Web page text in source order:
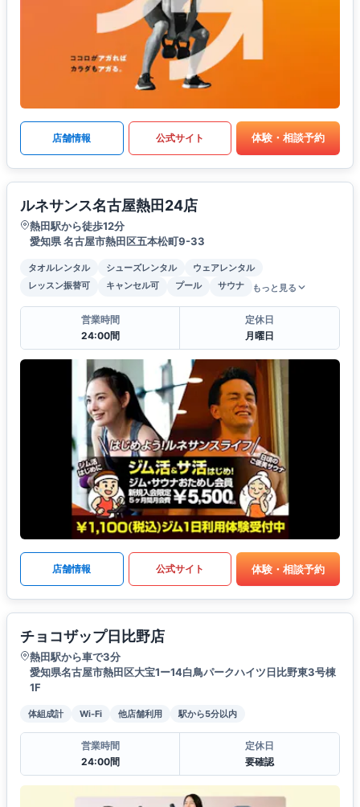
店舗情報 公式サイト 体験・相談予約
ルネサンス名古屋熱田24店
熱田駅から徒歩12分
愛知県 名古屋市熱田区五本松町9-33
タオルレンタル シューズレンタル
ウェアレンタル
レッスン振替可
キャンセル可 プール サウナ もっと見る
営業時間
24:00間
定休日
月曜日
店舗情報 公式サイト 体験・相談予約
チョコザップ日比野店
熱田駅から車で3分
愛知県名古屋市熱田区大宝1ー14白鳥パークハイツ日比野東3号棟
1F
体組成計 Wi-Fi 他店舗利用 駅から5分以内
営業時間
24:00間
定休日
要確認